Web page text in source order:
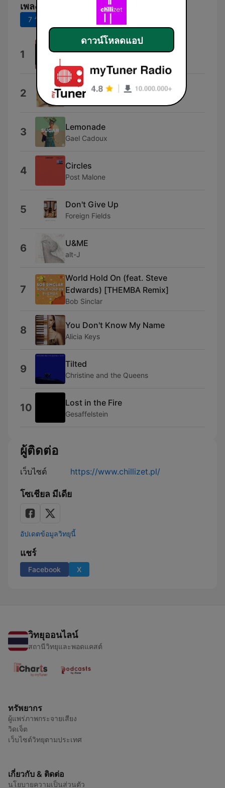
เพลงยอดนิยม
7 วันที่ผ่านมา
1 Une hirondelle
2 Morning
Beck
3 Lemonade
Gael Cadoux
4 Circles
Post Malone
5 Don't Give Up
Foreign Fields
6 U&ME
alt-J
7
World Hold On (feat. Steve
Edwards) [THEMBA Remix]
Bob Sinclar
8 You Don't Know My Name
Alicia Keys
9 Tilted
Christine and the Queens
10 Lost in the Fire
Gesaffelstein
ผู้ติดต่อ
เว็บไซต์ https://www.chillizet.pl/
โซเชียล มีเดีย
อัปเดตข้อมูลวิทยุนี้
แชร์
Facebook X
วิทยุออนไลน์
สถานีวิทยุและพอดแคสต์
ทรัพยากร
ผู้แพร่ภาพกระจายเสียง
วิดเจ็ต
เว็บไซต์วิทยุตามประเทศ
เกี่ยวกับ & ติดต่อ
นโยบายความเป็นส่วนตัว
ดาวน์โหลดแอป